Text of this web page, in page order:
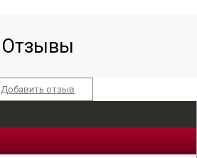
Отзывы
Добавить отзыв